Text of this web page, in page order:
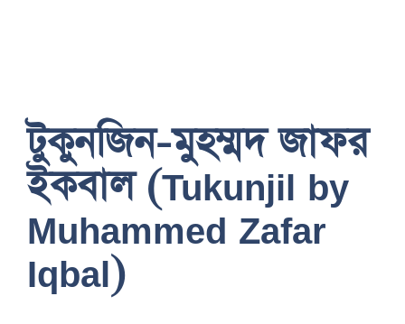
টুকুনজিন-মুহম্মদ জাফর
ইকবাল (Tukunjil by
Muhammed Zafar
Iqbal)